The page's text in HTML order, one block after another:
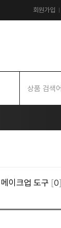
회원가입
메이크업 도구 [0]